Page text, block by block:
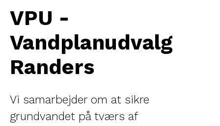
VPU -
Vandplanudvalg
Randers
Vi samarbejder om at sikre
grundvandet på tværs af